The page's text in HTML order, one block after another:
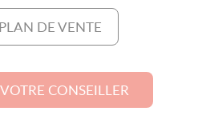
DE VENTE
CONSEILLER